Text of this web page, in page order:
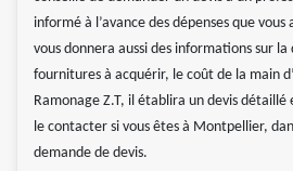
informé à l’avance des dépenses que
vous donnera aussi des informations sur
fournitures à acquérir, le coût de la main
Ramonage Z.T, il établira un devis détaillé
le contacter si vous êtes à Montpellier,
demande de devis.